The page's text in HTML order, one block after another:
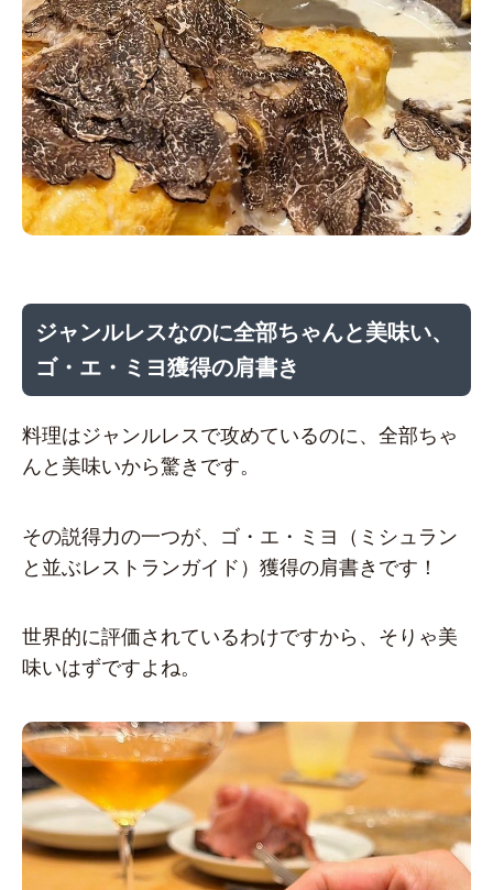
ジャンルレスなのに全部ちゃんと美味い、
ゴ・エ・ミヨ獲得の肩書き
料理はジャンルレスで攻めているのに、全部ちゃ
んと美味いから驚きです。
その説得力の一つが、ゴ・エ・ミヨ（ミシュラン
と並ぶレストランガイド）獲得の肩書きです！
世界的に評価されているわけですから、そりゃ美
味いはずですよね。